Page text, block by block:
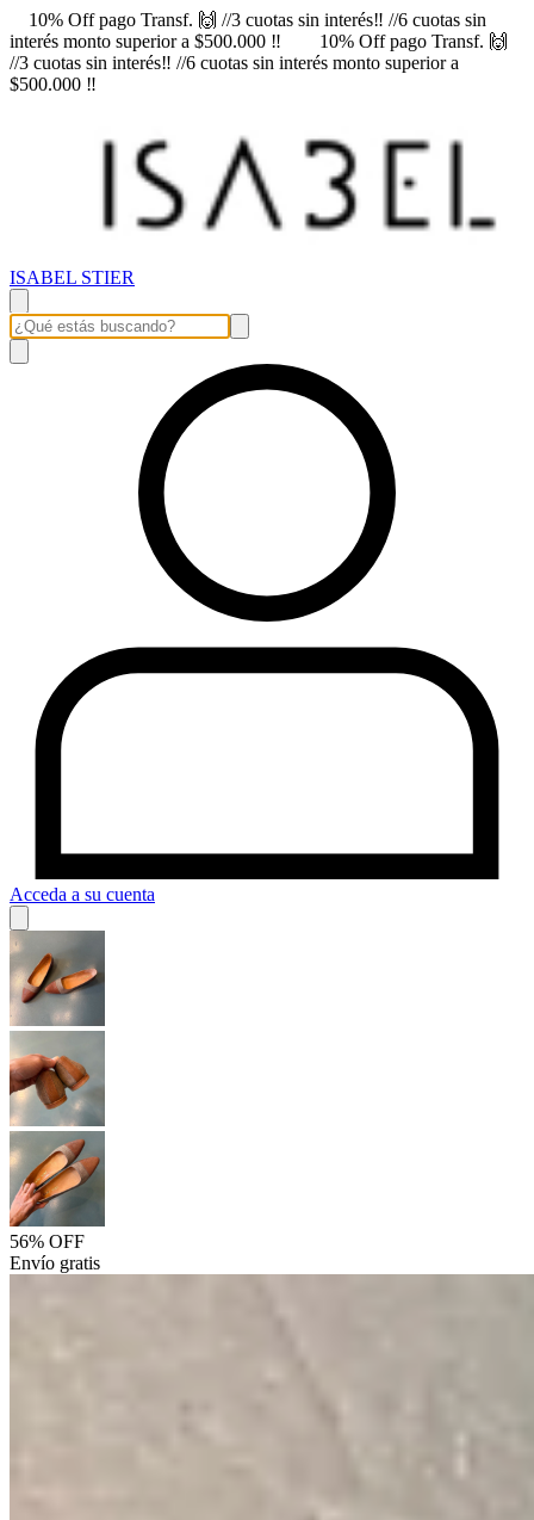
10% Off pago Transf. 🙌 //3 cuotas sin interés‼️ //6 cuotas sin
interés monto superior a $500.000 ‼️
10% Off pago Transf. 🙌
//3 cuotas sin interés‼️ //6 cuotas sin interés monto superior a
$500.000 ‼️
ISABEL STIER
Acceda a su cuenta
56% OFF
Envío gratis